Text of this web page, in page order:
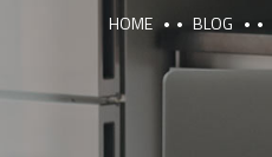
HOME BLOG